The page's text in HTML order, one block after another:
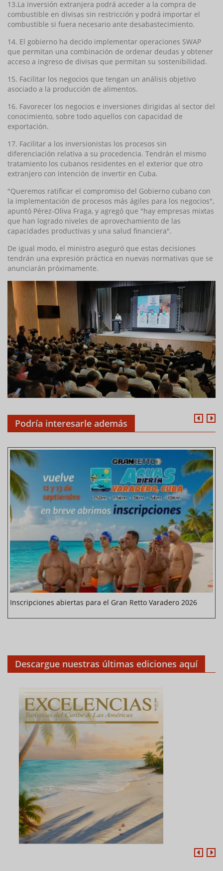
13.La inversión extranjera podrá acceder a la compra de
combustible en divisas sin restricción y podrá importar el
combustible si fuera necesario ante desabastecimiento.
14. El gobierno ha decido implementar operaciones SWAP
que permitan una combinación de ordenar deudas y obtener
acceso a ingreso de divisas que permitan su sostenibilidad.
15. Facilitar los negocios que tengan un análisis objetivo
asociado a la producción de alimentos.
16. Favorecer los negocios e inversiones dirigidas al sector del
conocimiento, sobre todo aquellos con capacidad de
exportación.
17. Facilitar a los inversionistas los procesos sin
diferenciación relativa a su procedencia. Tendrán el mismo
tratamiento los cubanos residentes en el exterior que otro
extranjero con intención de invertir en Cuba.
"Queremos ratificar el compromiso del Gobierno cubano con
la implementación de procesos más ágiles para los negocios",
apuntó Pérez-Oliva Fraga, y agregó que "hay empresas mixtas
que han logrado niveles de aprovechamiento de las
capacidades productivas y una salud financiera".
De igual modo, el ministro aseguró que estas decisiones
tendrán una expresión práctica en nuevas normativas que se
anunciarán próximamente.
Podría interesarle además
Inscripciones abiertas para el Gran Retto Varadero 2026
Descargue nuestras últimas ediciones aquí